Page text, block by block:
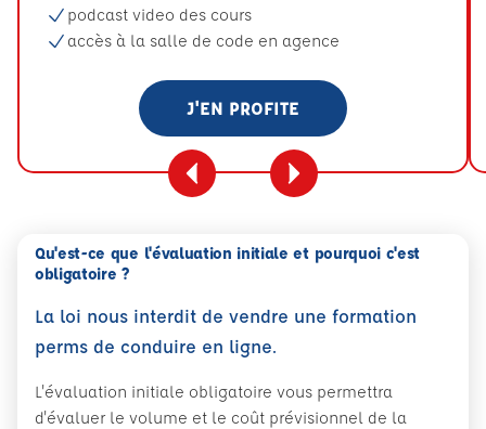
podcast video des cours
accès à la salle de code en agence
J'EN PROFITE
Qu'est-ce que l'évaluation initiale et pourquoi c'est
obligatoire ?
La loi nous interdit de vendre une formation
perms de conduire en ligne.
L'évaluation initiale obligatoire vous permettra
d'évaluer le volume et le coût prévisionnel de la